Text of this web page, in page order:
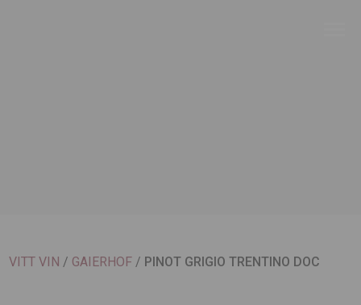
VITT VIN / GAIERHOF / PINOT GRIGIO TRENTINO DOC